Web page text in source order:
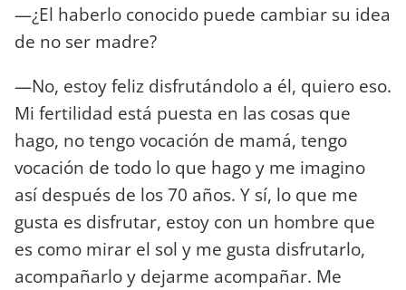
—¿El haberlo conocido puede cambiar su idea
de no ser madre?
—No, estoy feliz disfrutándolo a él, quiero eso.
Mi fertilidad está puesta en las cosas que
hago, no tengo vocación de mamá, tengo
vocación de todo lo que hago y me imagino
así después de los 70 años. Y sí, lo que me
gusta es disfrutar, estoy con un hombre que
es como mirar el sol y me gusta disfrutarlo,
acompañarlo y dejarme acompañar. Me